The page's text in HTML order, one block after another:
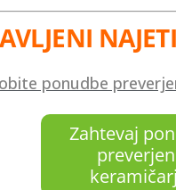
ponudbe
Zahtevaj